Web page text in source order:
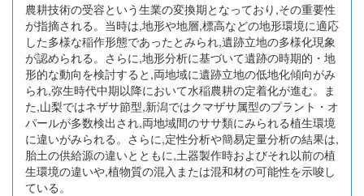
農耕技術の受容という生業の変換期となっており,その重要性
が指摘される。当時は,地形や地層,標高などの地形環境に適応
した多様な稲作形態であったとみられ,遺跡立地の多様化現象
が認められる。さらに,地形分析に基づいて遺跡の時期的・地
形的な動向を検討すると,両地域に遺跡立地の低地化傾向がみ
られ,弥生時代中期以降において水稲農耕の定着化が進む。ま
た,山梨ではネザサ節型,新潟ではクマザサ属型のプラント・オ
パールが多数検出され,両地域間のササ類にみられる植生環境
に違いがみられる。さらに,定性分析や簡易定量分析の結果は,
胎土の供給源の違いとともに,土器製作時およびそれ以前の植
生環境の違いや,植物質の混入または混和材の可能性を示唆し
ている。